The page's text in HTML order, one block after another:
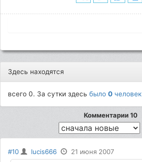
Здесь находятся
всего 0. За сутки здесьбыло0 человек
Комментарии 10
#10 lucis666 21 июня 2007